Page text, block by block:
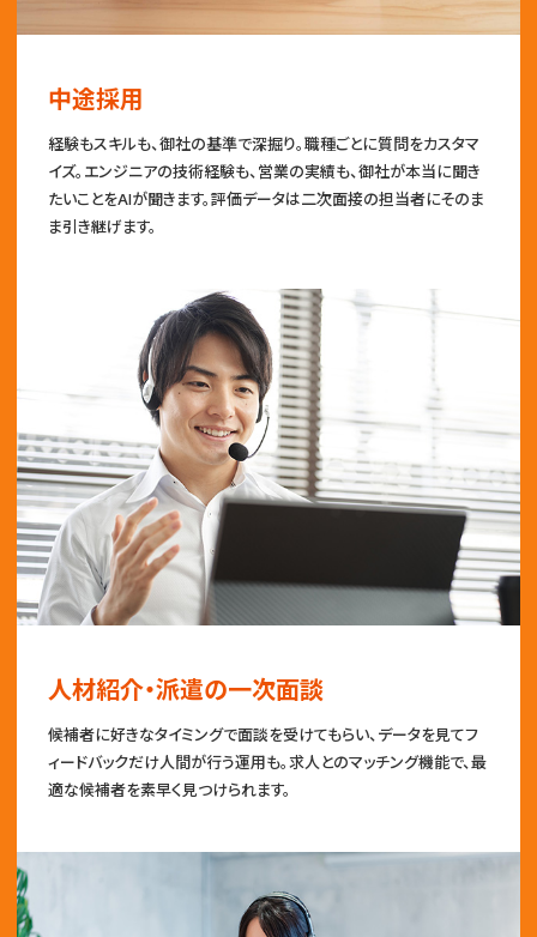
中途採用
経験もスキルも、御社の基準で深掘り。職種ごとに質問をカスタマ
イズ。エンジニアの技術経験も、営業の実績も、御社が本当に聞き
たいことをAIが聞きます。評価データは二次面接の担当者にそのま
ま引き継げます。
人材紹介・派遣の一次面談
候補者に好きなタイミングで面談を受けてもらい、データを見てフ
ィードバックだけ人間が行う運用も。求人とのマッチング機能で、最
適な候補者を素早く見つけられます。